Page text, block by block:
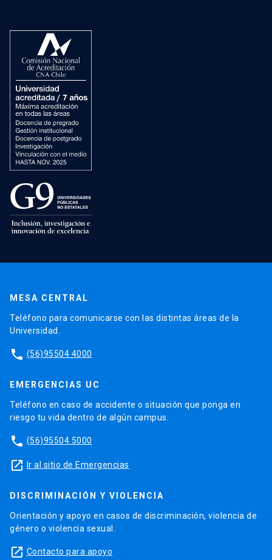
MESA CENTRAL
Teléfono para comunicarse con las distintas áreas de la
Universidad.
phone (56)95504 4000
EMERGENCIAS UC
Teléfono en caso de accidente o situación que ponga en
riesgo tu vida dentro de algún campus.
phone (56)95504 5000
launch Ir al sitio de Emergencias
DISCRIMINACIÓN Y VIOLENCIA
Orientación y apoyo en casos de discriminación, violencia de
género o violencia sexual.
launch Contacto para apoyo